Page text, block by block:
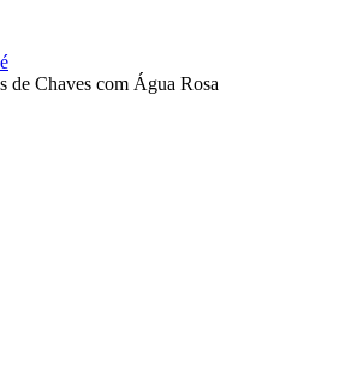
de Chaves com Água Rosa